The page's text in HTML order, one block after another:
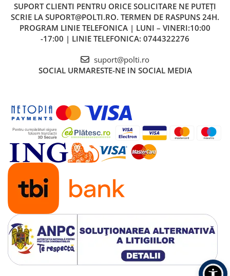
SUPORT CLIENTI PENTRU ORICE SOLICITARE NE PUTEȚI
SCRIE LA SUPORT@POLTI.RO. TERMEN DE RASPUNS 24H.
PROGRAM LINIE TELEFONICA | LUNI – VINERI:10:00
-17:00 | LINIE TELEFONICA: 0744322276
suport@polti.ro
SOCIAL URMARESTE-NE IN SOCIAL MEDIA